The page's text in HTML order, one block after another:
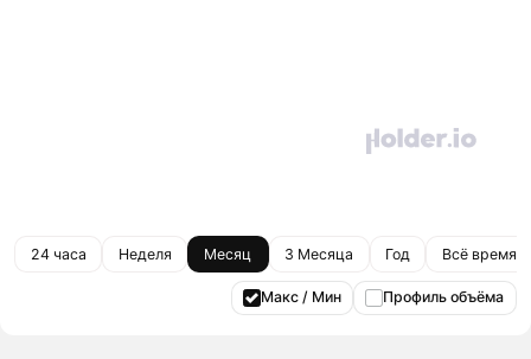
24 часа Неделя Месяц 3 Месяца Год Всё время
Макс / Мин Профиль объёма